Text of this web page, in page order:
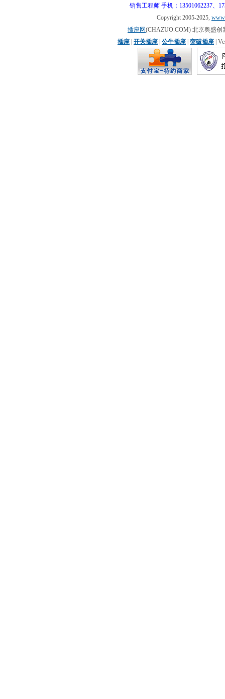
销售工程师 手机：13501062237、
Copyright 2005-2025,
插座网(CHAZUO.COM) 北京奥盛
插座 开关插座 公牛插座 突破插座 |